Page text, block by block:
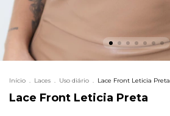
Início . Laces . Uso diário . Lace Front Leticia Preta
Lace Front Leticia Preta